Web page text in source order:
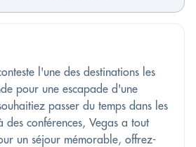
l'une des destinations les
pour une escapade d'une
passer du temps dans les
des conférences, Vegas a tout
un séjour mémorable, offrez-